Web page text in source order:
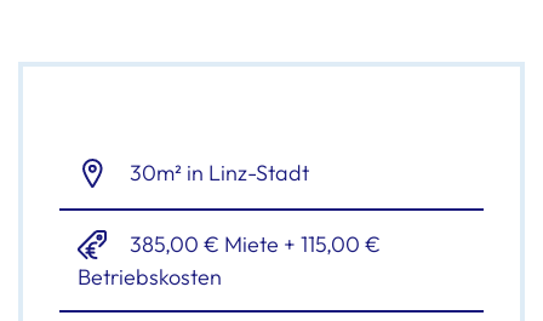
30m² in Linz-Stadt
385,00 € Miete + 115,00 €
Betriebskosten